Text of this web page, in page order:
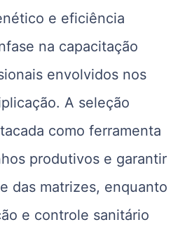
e eficiência
na capacitação
envolvidos nos
A seleção
como ferramenta
produtivos e garantir
das matrizes, enquanto
e controle sanitário